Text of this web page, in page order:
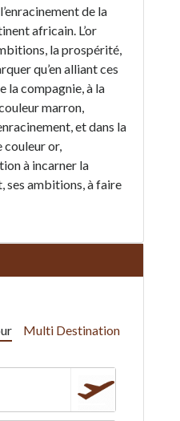
de la
africain. L’or
la prospérité,
qu’en alliant ces
la compagnie, à la
marron,
et dans la
couleur or,
à incarner la
ses ambitions, à faire
Multi Destination